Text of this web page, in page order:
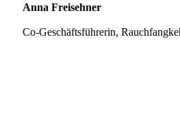
Anna Freisehner
Co-Geschäftsführerin,